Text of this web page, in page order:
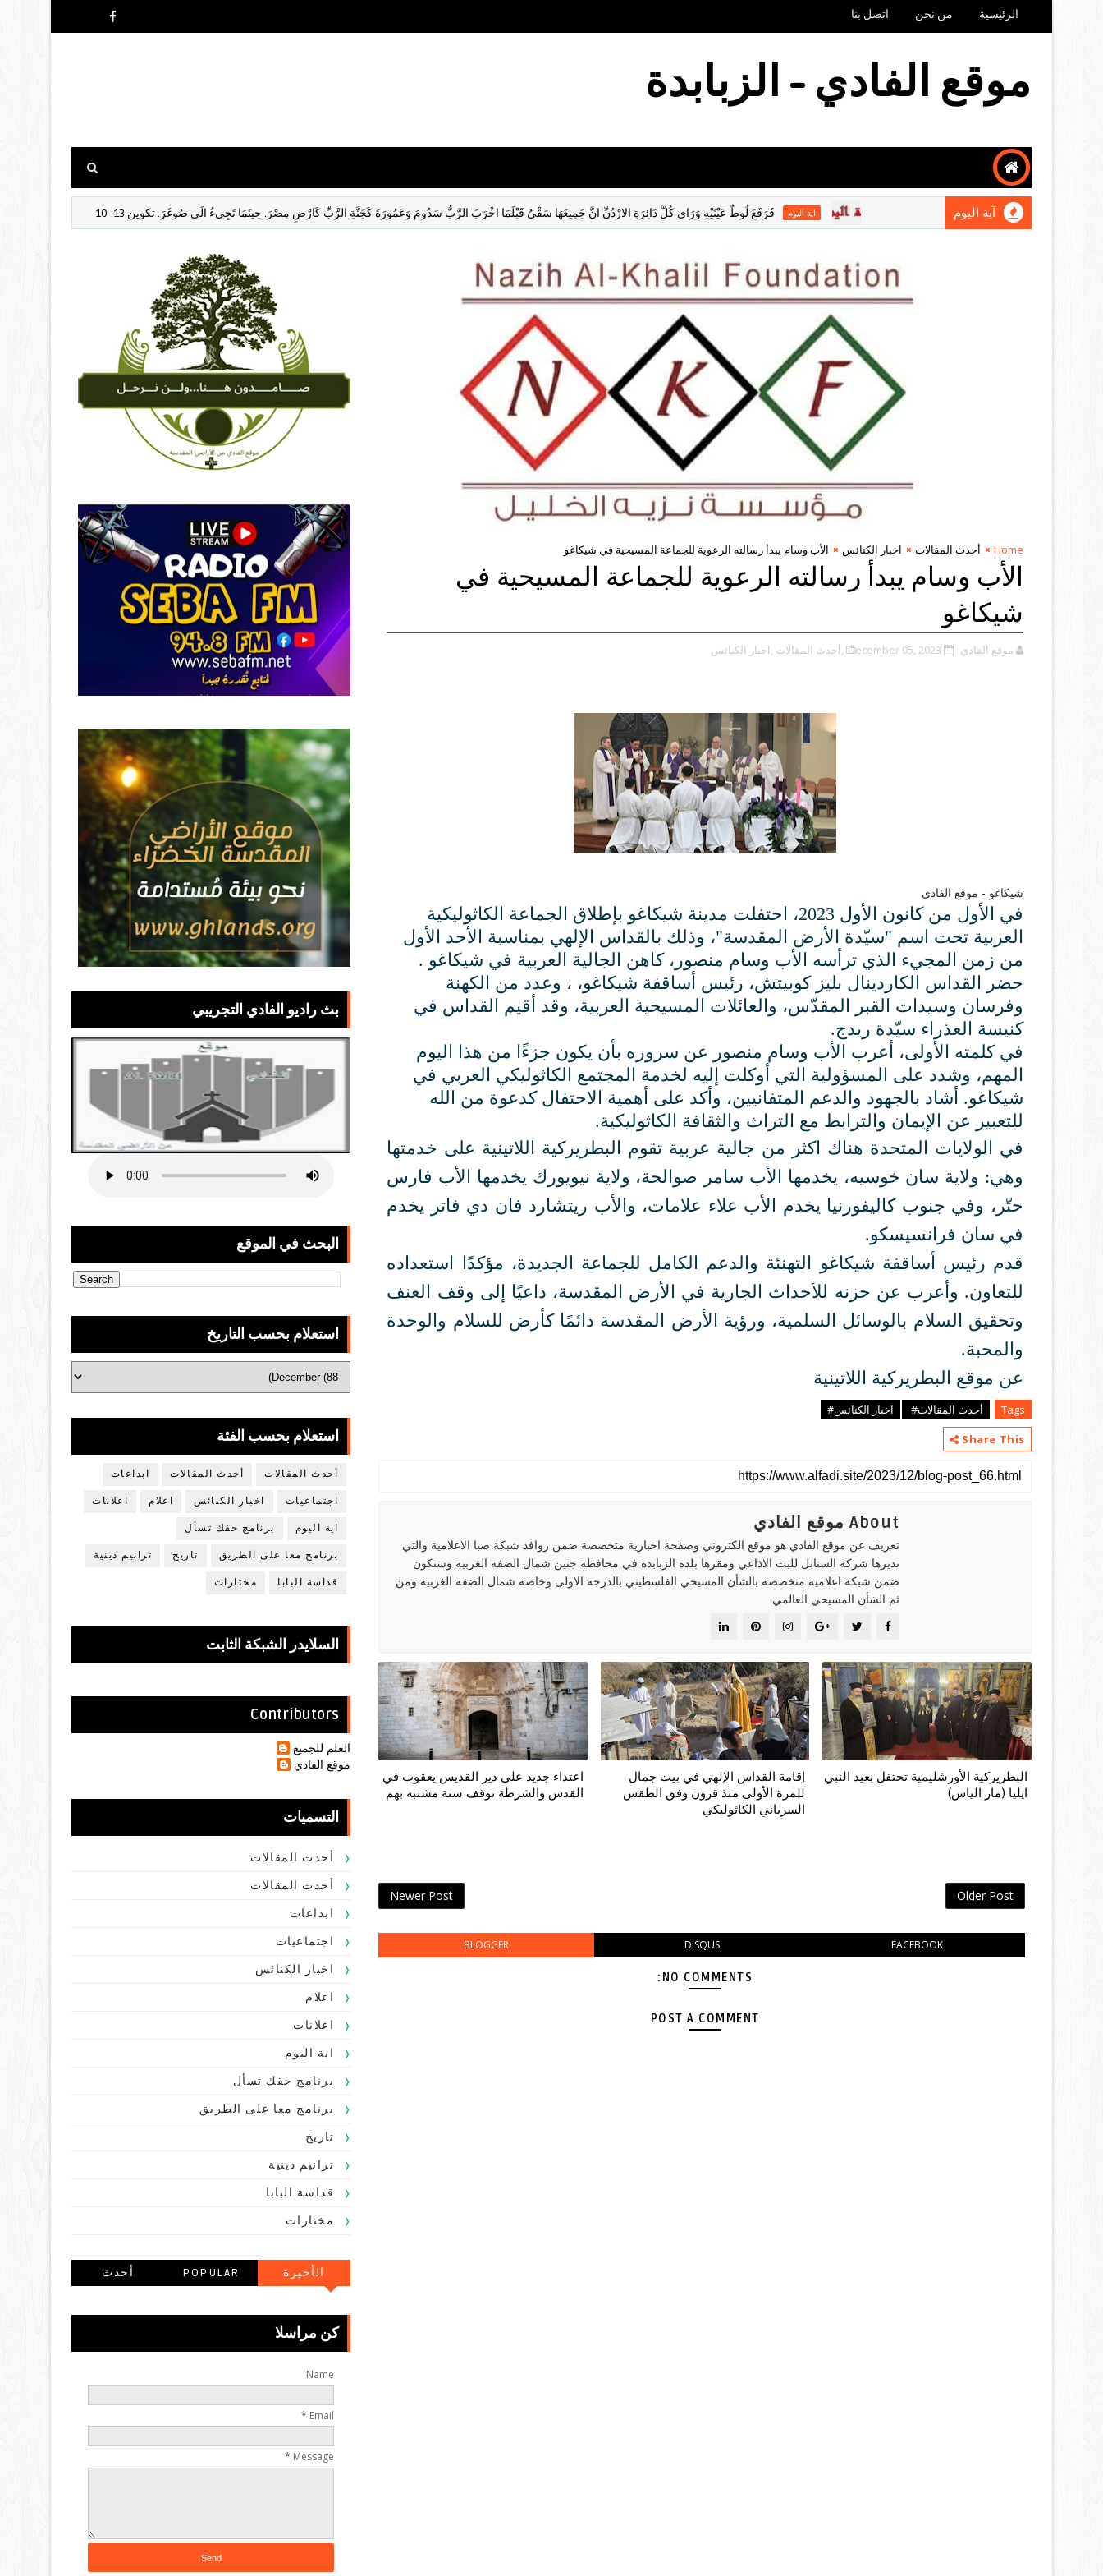
الرئيسية من نحن اتصل بنا
موقع الفادي - الزبابدة
آية اليوم اية اليوم فَرَفَعَ لُوطٌ عَيْنَيْهِ وَرَاى كُلَّ دَائِرَةِ الارْدُنِّ انَّ جَمِيعَهَا سَقْيٌ قَبْلَمَا اخْرَبَ الرَّبُّ سَدُومَ وَعَمُورَةَ كَجَنَّةِ الرَّبِّ كَارْضِ مِصْرَ. حِينَمَا تَجِيءُ الَى صُوغَرَ. تكوين 13: 10
Home أحدث المقالات اخبار الكنائس الأب وسام يبدأ رسالته الرعوية للجماعة المسيحية في شيكاغو
الأب وسام يبدأ رسالته الرعوية للجماعة المسيحية في
شيكاغو
موقع الفادي December 05, 2023 ,أحدث المقالات ,اخبار الكنائس
شيكاغو - موقع الفادي
في الأول من كانون الأول 2023، احتفلت مدينة شيكاغو بإطلاق الجماعة الكاثوليكية
العربية تحت اسم "سيّدة الأرض المقدسة"، وذلك بالقداس الإلهي بمناسبة الأحد الأول
من زمن المجيء الذي ترأسه الأب وسام منصور، كاهن الجالية العربية في شيكاغو .
حضر القداس الكاردينال بليز كوبيتش، رئيس أساقفة شيكاغو، ، وعدد من الكهنة
وفرسان وسيدات القبر المقدّس، والعائلات المسيحية العربية، وقد أقيم القداس في
كنيسة العذراء سيّدة ريدج.
في كلمته الأولى، أعرب الأب وسام منصور عن سروره بأن يكون جزءًا من هذا اليوم
المهم، وشدد على المسؤولية التي أوكلت إليه لخدمة المجتمع الكاثوليكي العربي في
شيكاغو. أشاد بالجهود والدعم المتفانيين، وأكد على أهمية الاحتفال كدعوة من الله
للتعبير عن الإيمان والترابط مع التراث والثقافة الكاثوليكية.
في الولايات المتحدة هناك اكثر من جالية عربية تقوم البطريركية اللاتينية على خدمتها
وهي: ولاية سان خوسيه، يخدمها الأب سامر صوالحة، ولاية نيويورك يخدمها الأب فارس
حتّر، وفي جنوب كاليفورنيا يخدم الأب علاء علامات، والأب ريتشارد فان دي فاتر يخدم
في سان فرانسيسكو.
قدم رئيس أساقفة شيكاغو التهنئة والدعم الكامل للجماعة الجديدة، مؤكدًا استعداده
للتعاون. وأعرب عن حزنه للأحداث الجارية في الأرض المقدسة، داعيًا إلى وقف العنف
وتحقيق السلام بالوسائل السلمية، ورؤية الأرض المقدسة دائمًا كأرض للسلام والوحدة
والمحبة.
عن موقع البطريركية اللاتينية
Tags أحدث المقالات#
اخبار الكنائس#
Share This
About موقع الفادي
تعريف عن موقع الفادي هو موقع الكتروني وصفحة اخبارية متخصصة ضمن روافد شبكة صبا الاعلامية والتي
تديرها شركة السنابل للبث الاذاعي ومقرها بلدة الزبابدة في محافظة جنين شمال الضفة الغربية وستكون
ضمن شبكة اعلامية متخصصة بالشأن المسيحي الفلسطيني بالدرجة الاولى وخاصة شمال الضفة الغربية ومن
ثم الشأن المسيحي العالمي
اعتداء جديد على دير القديس يعقوب في
القدس والشرطة توقف ستة مشتبه بهم
إقامة القداس الإلهي في بيت جمال
للمرة الأولى منذ قرون وفق الطقس
السرياني الكاثوليكي
البطريركية الأورشليمية تحتفل بعيد النبي
ايليا (مار الياس)
Newer Post Older Post
BLOGGER DISQUS FACEBOOK
NO COMMENTS:
POST A COMMENT
بث راديو الفادي التجريبي
البحث في الموقع
استعلام بحسب التاريخ
استعلام بحسب الفئة
أحدث المقالات أحدث المقالات ابداعات
اجتماعيات اخبار الكنائس اعلام اعلانات
اية اليوم برنامج حقك تسأل
برنامج معا على الطريق تاريخ ترانيم دينية
قداسة البابا مختارات
السلايدر الشبكة الثابت
Contributors
العلم للجميع
موقع الفادي
التسميات
أحدث المقالات
أحدث المقالات
ابداعات
اجتماعيات
اخبار الكنائس
اعلام
اعلانات
اية اليوم
برنامج حقك تسأل
برنامج معا على الطريق
تاريخ
ترانيم دينية
قداسة البابا
مختارات
الأخيرة
POPULAR
أحدث
كن مراسلا
Name
Email
*
Message
*